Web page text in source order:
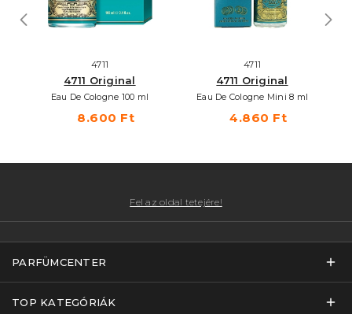
4711
4711 Original
Eau De Cologne 100 ml
8.600 Ft
4711
4711 Original
Eau De Cologne Mini 8 ml
4.860 Ft
Fel az oldal tetejére!
PARFÜMCENTER
TOP KATEGÓRIÁK